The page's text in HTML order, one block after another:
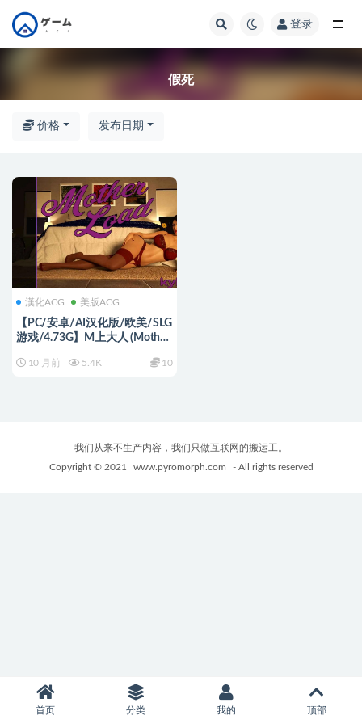
登录
假死
价格 发布日期
漢化ACG 美版ACG
【PC/安卓/AI汉化版/欧美/SLG
游戏/4.73G】M上大人 (Mother
+PC+安卓+欧美SLG动态游戏
10 月前 5.4K 10
我们从来不生产内容，我们只做互联网的搬运工。
Copyright © 2021
www.pyromorph.com - All rights reserved
首页 分类 我的 顶部